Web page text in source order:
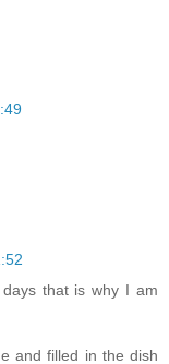
that is why I am
and filled in the dish